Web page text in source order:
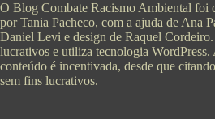
O Blog Combate Racismo Ambiental foi
por Tania Pacheco, com a ajuda de Ana
Daniel Levi e design de Raquel
lucrativos e utiliza tecnologia WordPress.
conteúdo é incentivada, desde que
sem fins lucrativos.